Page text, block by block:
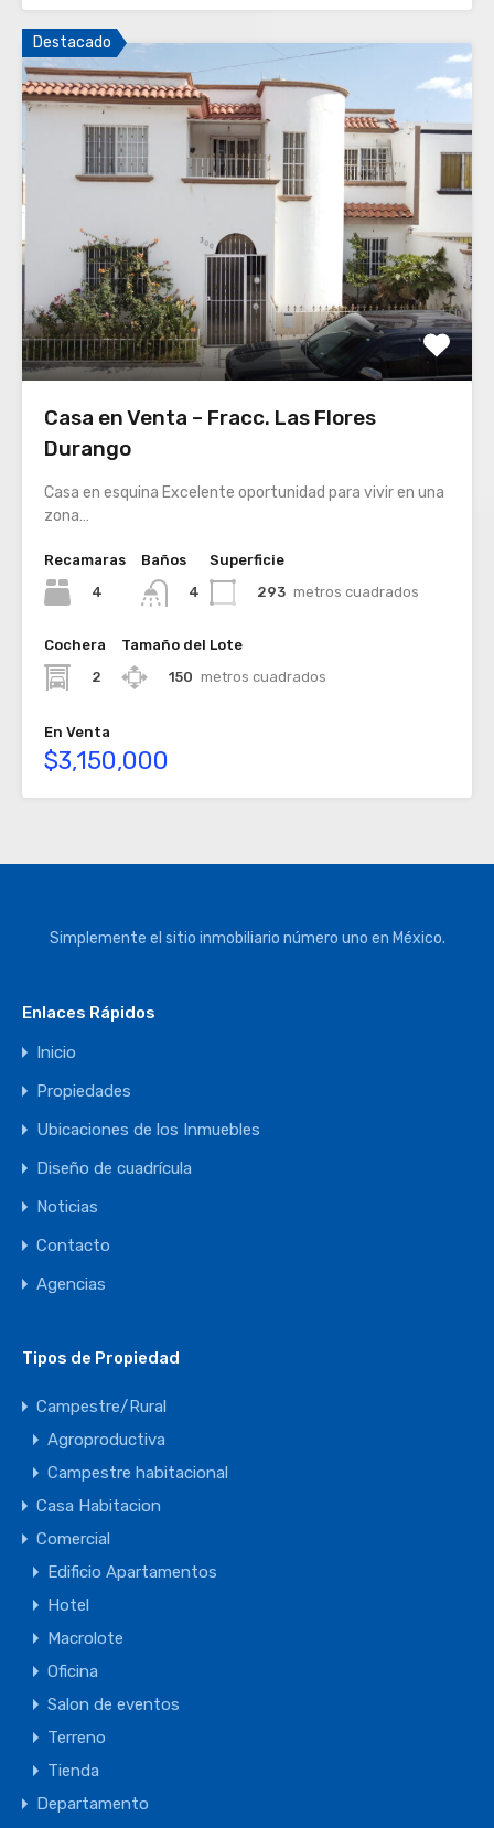
Destacado
Casa en Venta – Fracc. Las Flores
Durango
Casa en esquina Excelente oportunidad para vivir en una
zona…
Recamaras
4
Baños
4
Superficie
293 metros cuadrados
Cochera
2
Tamaño del Lote
150 metros cuadrados
En Venta
$3,150,000
Simplemente el sitio inmobiliario número uno en México.
Enlaces Rápidos
Inicio
Propiedades
Ubicaciones de los Inmuebles
Diseño de cuadrícula
Noticias
Contacto
Agencias
Tipos de Propiedad
Campestre/Rural
Agroproductiva
Campestre habitacional
Casa Habitacion
Comercial
Edificio Apartamentos
Hotel
Macrolote
Oficina
Salon de eventos
Terreno
Tienda
Departamento